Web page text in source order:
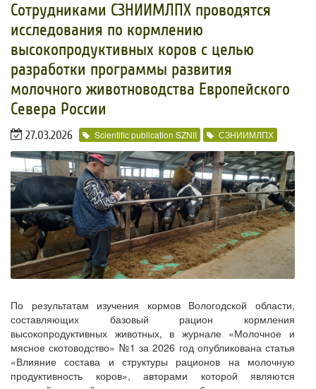
​Сотрудниками СЗНИИМЛПХ проводятся
исследования по кормлению
высокопродуктивных коров с целью
разработки программы развития
молочного животноводства Европейского
Севера России
27.03.2026 Scientific publication SZNII СЗНИИМЛПХ
По результатам изучения кормов Вологодской области,
составляющих базовый рацион кормления
высокопродуктивных животных, в журнале «Молочное и
мясное скотоводство» №1 за 2026 год опубликована статья
«Влияние состава и структуры рационов на молочную
продуктивность коров», авторами которой являются